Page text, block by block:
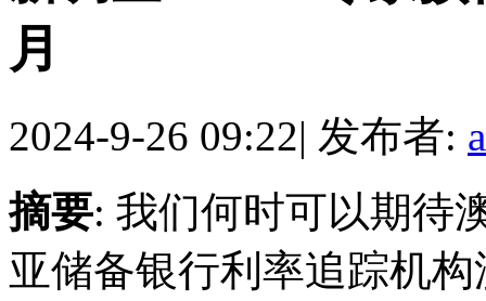
月
2024-9-26 09:22| 发布者:
摘要: 我们何时可以期待
亚储备银行利率追踪机